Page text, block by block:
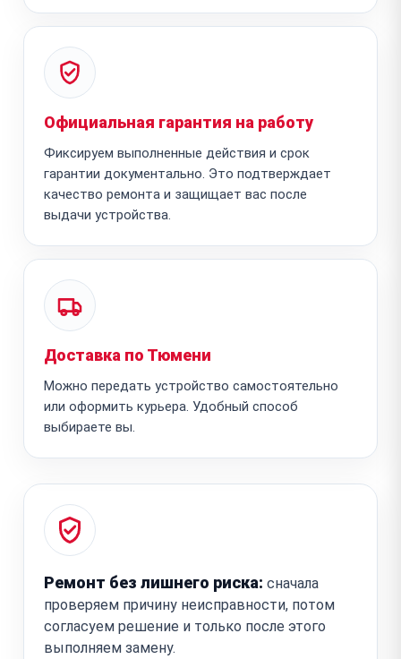
Официальная гарантия на работу
Фиксируем выполненные действия и срок
гарантии документально. Это подтверждает
качество ремонта и защищает вас после
выдачи устройства.
Доставка по Тюмени
Можно передать устройство самостоятельно
или оформить курьера. Удобный способ
выбираете вы.
Ремонт без лишнего риска: сначала
проверяем причину неисправности, потом
согласуем решение и только после этого
выполняем замену.